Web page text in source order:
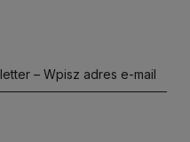
– Wpisz adres e-mail